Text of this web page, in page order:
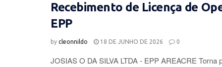
Recebimento de Licença de
EPP
by cleonnildo 18 DE JUNHO DE 2026 0
JOSIAS O DA SILVA LTDA - EPP AREACRE Torna